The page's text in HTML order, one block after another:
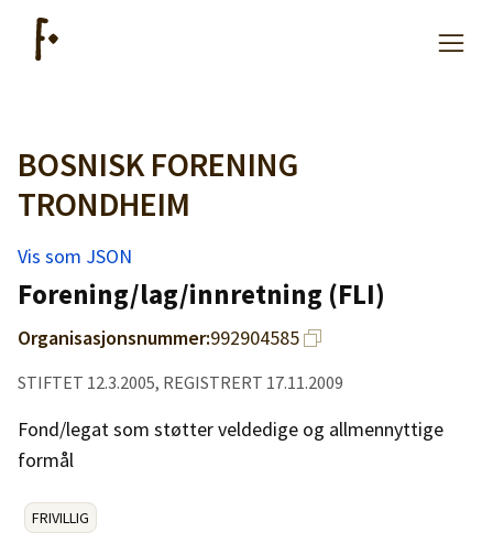
Artikler
Hjelp
Kjøpe lister
Priser
Logg inn
BOSNISK FORENING
TRONDHEIM
Vis som JSON
Forening/lag/innretning (FLI)
Organisasjonsnummer:992904585
STIFTET 12.3.2005, REGISTRERT 17.11.2009
Fond/legat som støtter veldedige og allmennyttige
formål
FRIVILLIG